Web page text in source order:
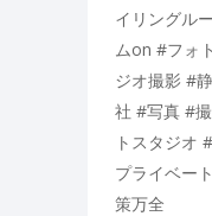
イリングル
ムon #フォ
ジオ撮影 #
社 #写真 #
トスタジオ
プライベー
策万全